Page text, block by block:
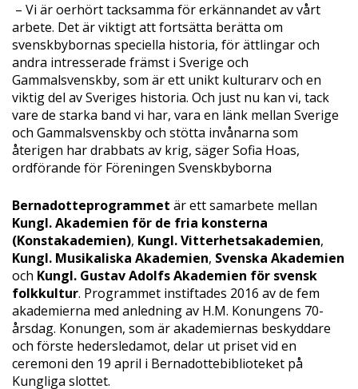
– Vi är oerhört tacksamma för erkännandet av vårt
arbete. Det är viktigt att fortsätta berätta om
svenskbybornas speciella historia, för ättlingar och
andra intresserade främst i Sverige och
Gammalsvenskby, som är ett unikt kulturarv och en
viktig del av Sveriges historia. Och just nu kan vi, tack
vare de starka band vi har, vara en länk mellan Sverige
och Gammalsvenskby och stötta invånarna som
återigen har drabbats av krig, säger Sofia Hoas,
ordförande för Föreningen Svenskbyborna
Bernadotteprogrammet är ett samarbete mellan
Kungl. Akademien för de fria konsterna
(Konstakademien), Kungl. Vitterhetsakademien,
Kungl. Musikaliska Akademien, Svenska Akademien
och Kungl. Gustav Adolfs Akademien för svensk
folkkultur. Programmet instiftades 2016 av de fem
akademierna med anledning av H.M. Konungens 70-
årsdag. Konungen, som är akademiernas beskyddare
och förste hedersledamot, delar ut priset vid en
ceremoni den 19 april i Bernadottebiblioteket på
Kungliga slottet.